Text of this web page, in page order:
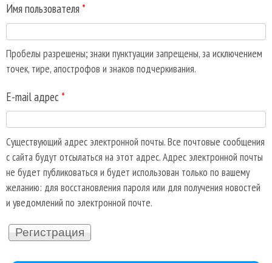
Имя пользователя *
Пробелы разрешены; знаки пунктуации запрещены, за исключением
точек, тире, апострофов и знаков подчеркивания.
E-mail адрес *
Существующий адрес электронной почты. Все почтовые сообщения
с сайта будут отсылаться на этот адрес. Адрес электронной почты
не будет публиковаться и будет использован только по вашему
желанию: для восстановления пароля или для получения новостей
и уведомлений по электронной почте.